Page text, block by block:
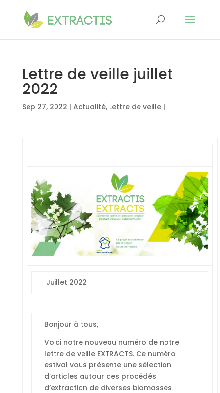
Lettre de veille juillet
2022
Sep 27, 2022 | Actualité, Lettre de veille|
Juillet 2022
Bonjour à tous,
Voici notre nouveau numéro de notre
lettre de veille EXTRACTS. Ce numéro
estival vous présente une sélection
d’articles autour des procédés
d’extraction de diverses biomasses